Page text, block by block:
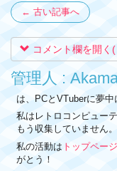
← 古い記事へ
コメント欄を開く
管理人 :
は、PCとVTuberに夢中
私はレトロコンピュー
もう収集していません。
私の活動は トップページ
がとう！